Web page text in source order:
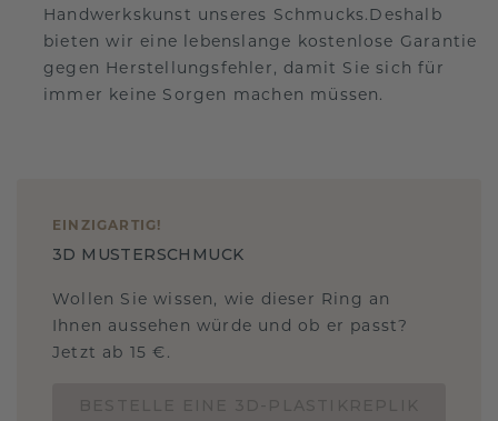
Handwerkskunst unseres Schmucks.Deshalb
bieten wir eine lebenslange kostenlose Garantie
gegen Herstellungsfehler, damit Sie sich für
immer keine Sorgen machen müssen.
EINZIGARTIG !
3D MUSTERSCHMUCK
Wollen Sie wissen, wie dieser Ring an
Ihnen aussehen würde und ob er passt?
Jetzt ab 15 €.